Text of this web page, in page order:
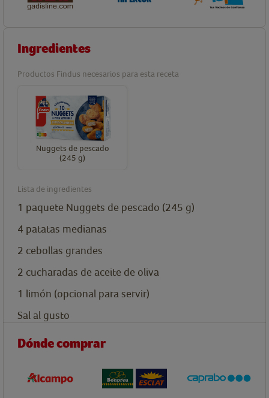
Ingredientes
Productos Findus necesarios para esta receta
Nuggets de pescado
(245 g)
Lista de ingredientes
1 paquete Nuggets de pescado (245 g)
4 patatas medianas
2 cebollas grandes
2 cucharadas de aceite de oliva
1 limón (opcional para servir)
Sal al gusto
Dónde comprar